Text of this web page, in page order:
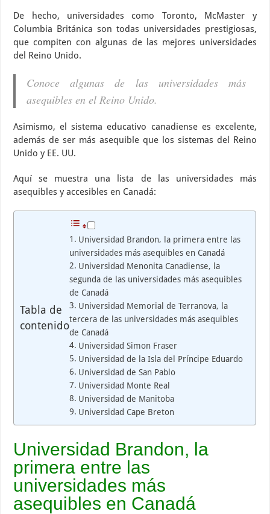
De hecho, universidades como Toronto, McMaster y
Columbia Británica son todas universidades prestigiosas,
que compiten con algunas de las mejores universidades
del Reino Unido.
Conoce algunas de las universidades más
asequibles en el Reino Unido.
Asimismo, el sistema educativo canadiense es excelente,
además de ser más asequible que los sistemas del Reino
Unido y EE. UU.
Aquí se muestra una lista de las universidades más
asequibles y accesibles en Canadá:
Tabla de
contenido
Universidad Brandon, la primera entre las
universidades más asequibles en Canadá
Universidad Menonita Canadiense, la
segunda de las universidades más asequibles
de Canadá
Universidad Memorial de Terranova, la
tercera de las universidades más asequibles
de Canadá
Universidad Simon Fraser
Universidad de la Isla del Príncipe Eduardo
Universidad de San Pablo
Universidad Monte Real
Universidad de Manitoba
Universidad Cape Breton
Universidad Brandon, la
primera entre las
universidades más
asequibles en Canadá